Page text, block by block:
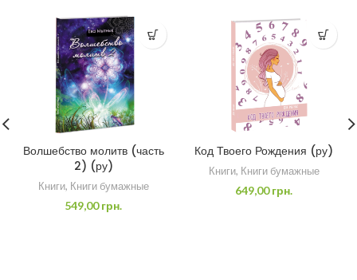
Волшебство молитв (часть
2) (ру)
Книги, Книги бумажные
549,00грн.
Код Твоего Рождения (ру)
Книги, Книги бумажные
649,00грн.